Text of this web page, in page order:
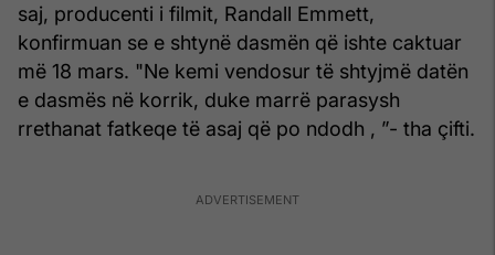
saj, producenti i filmit, Randall Emmett,
konfirmuan se e shtynë dasmën që ishte caktuar
më 18 mars. "Ne kemi vendosur të shtyjmë datën
e dasmës në korrik, duke marrë parasysh
rrethanat fatkeqe të asaj që po ndodh , ”- tha çifti.